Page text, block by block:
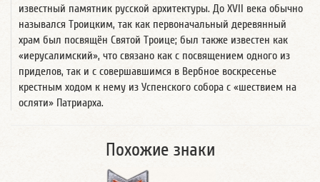
известный памятник русской архитектуры. До XVII века обычно
назывался Троицким, так как первоначальный деревянный
храм был посвящён Святой Троице; был также известен как
«иерусалимский», что связано как с посвящением одного из
приделов, так и с совершавшимся в Вербное воскресенье
крестным ходом к нему из Успенского собора с «шествием на
осляти» Патриарха.
Похожие знаки